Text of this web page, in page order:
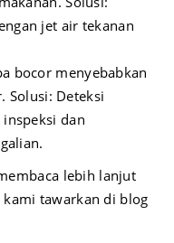
jet air tekanan
bocor menyebabkan
Solusi: Deteksi
dan
lebih lanjut
kami tawarkan di blog